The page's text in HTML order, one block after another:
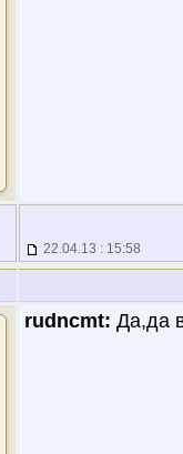
22.04.13 : 15:58
rudncmt: Да,да